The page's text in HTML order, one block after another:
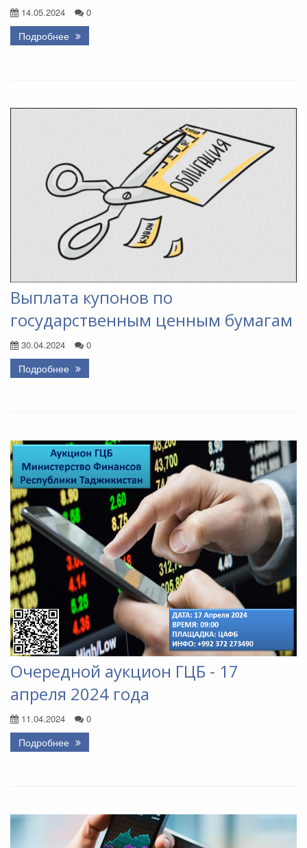
14.05.2024 0
Подробнее
Выплата купонов по
государственным ценным бумагам
30.04.2024 0
Подробнее
Очередной аукцион ГЦБ - 17
апреля 2024 года
11.04.2024 0
Подробнее